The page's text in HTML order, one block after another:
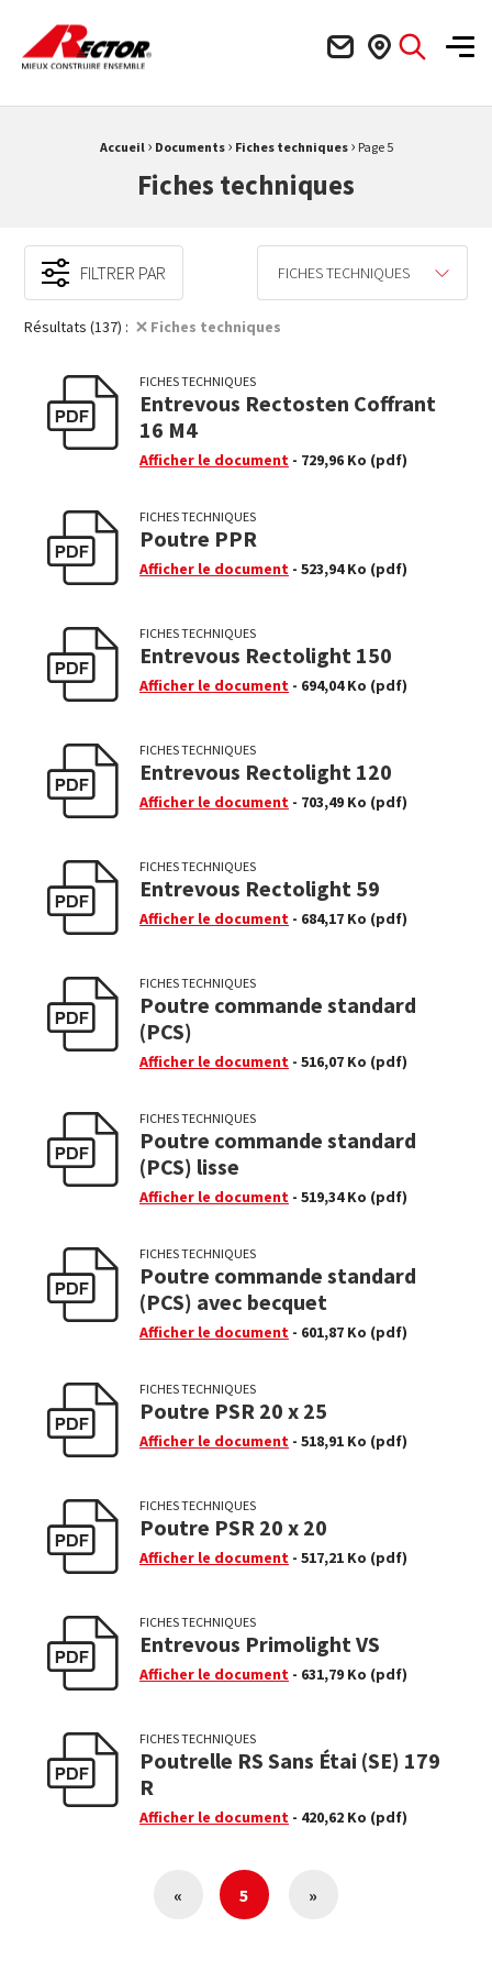
Rector Mieux construire ensemble
Fil d'Ariane :Accueil › Documents › Fiches techniques › Page 5
Fiches techniques
FILTRER PAR FICHES TECHNIQUES
Résultats (137) : Fiches techniques
FICHES TECHNIQUES
Entrevous Rectosten Coffrant
16 M4
Afficher le document - 729,96 Ko (pdf)
FICHES TECHNIQUES
Poutre PPR
Afficher le document - 523,94 Ko (pdf)
FICHES TECHNIQUES
Entrevous Rectolight 150
Afficher le document - 694,04 Ko (pdf)
FICHES TECHNIQUES
Entrevous Rectolight 120
Afficher le document - 703,49 Ko (pdf)
FICHES TECHNIQUES
Entrevous Rectolight 59
Afficher le document - 684,17 Ko (pdf)
FICHES TECHNIQUES
Poutre commande standard
(PCS)
Afficher le document - 516,07 Ko (pdf)
FICHES TECHNIQUES
Poutre commande standard
(PCS) lisse
Afficher le document - 519,34 Ko (pdf)
FICHES TECHNIQUES
Poutre commande standard
(PCS) avec becquet
Afficher le document - 601,87 Ko (pdf)
FICHES TECHNIQUES
Poutre PSR 20 x 25
Afficher le document - 518,91 Ko (pdf)
FICHES TECHNIQUES
Poutre PSR 20 x 20
Afficher le document - 517,21 Ko (pdf)
FICHES TECHNIQUES
Entrevous Primolight VS
Afficher le document - 631,79 Ko (pdf)
FICHES TECHNIQUES
Poutrelle RS Sans Étai (SE) 179
R
Afficher le document - 420,62 Ko (pdf)
« 5 »